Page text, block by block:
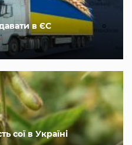
в ЄС
сої в Україні